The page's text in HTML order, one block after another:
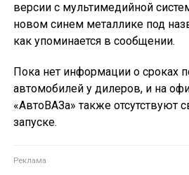
версии с мультимедийной
новом синем металлике под
как упоминается в сообщении.
Пока нет информации о сроках
автомобилей у дилеров, и на
«АвтоВАЗа» также отсутствуют
запуске.